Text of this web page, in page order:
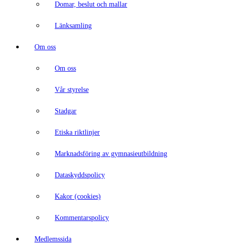
Domar, beslut och mallar
Länksamling
Om oss
Om oss
Vår styrelse
Stadgar
Etiska riktlinjer
Marknadsföring av gymnasieutbildning
Dataskyddspolicy
Kakor (cookies)
Kommentarspolicy
Medlemssida